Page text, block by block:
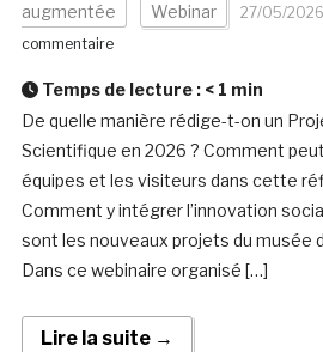
augmentée Webinar 27/05/2026
commentaire
Temps de lecture : < 1 min
De quelle manière rédige-t-on un
Scientifique en 2026 ? Comment
équipes et les visiteurs dans cette
Comment y intégrer l’innovation
sont les nouveaux projets du musée
Dans ce webinaire organisé […]
Lire la suite →